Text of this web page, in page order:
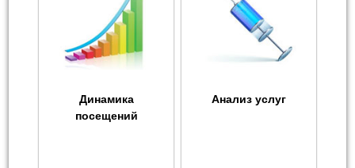
Динамика
посещений
Анализ услуг